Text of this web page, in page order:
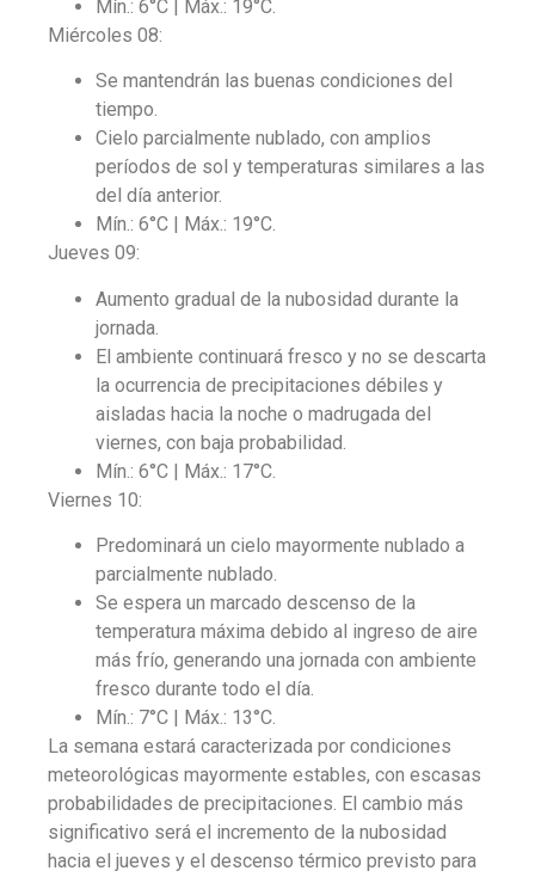
Mín.: 6°C | Máx.: 19°C.
Miércoles 08:
Se mantendrán las buenas condiciones del
tiempo.
Cielo parcialmente nublado, con amplios
períodos de sol y temperaturas similares a las
del día anterior.
Mín.: 6°C | Máx.: 19°C.
Jueves 09:
Aumento gradual de la nubosidad durante la
jornada.
El ambiente continuará fresco y no se descarta
la ocurrencia de precipitaciones débiles y
aisladas hacia la noche o madrugada del
viernes, con baja probabilidad.
Mín.: 6°C | Máx.: 17°C.
Viernes 10:
Predominará un cielo mayormente nublado a
parcialmente nublado.
Se espera un marcado descenso de la
temperatura máxima debido al ingreso de aire
más frío, generando una jornada con ambiente
fresco durante todo el día.
Mín.: 7°C | Máx.: 13°C.
La semana estará caracterizada por condiciones
meteorológicas mayormente estables, con escasas
probabilidades de precipitaciones. El cambio más
significativo será el incremento de la nubosidad
hacia el jueves y el descenso térmico previsto para